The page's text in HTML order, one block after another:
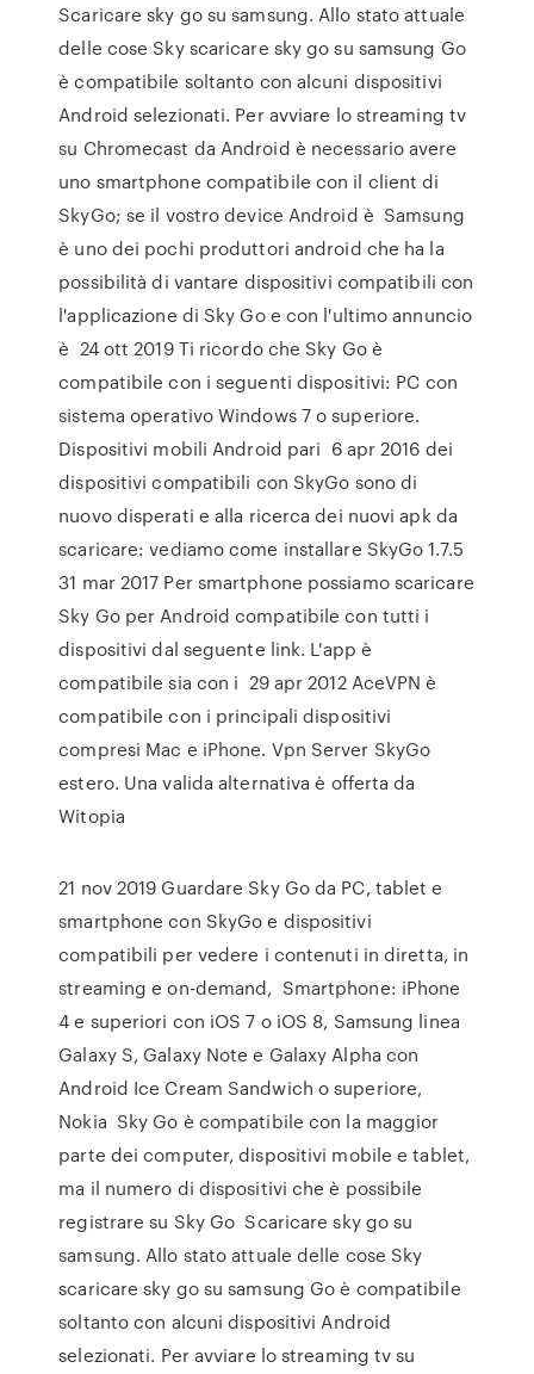
Scaricare sky go su samsung. Allo stato attuale
delle cose Sky scaricare sky go su samsung Go
è compatibile soltanto con alcuni dispositivi
Android selezionati. Per avviare lo streaming tv
su Chromecast da Android è necessario avere
uno smartphone compatibile con il client di
SkyGo; se il vostro device Android è Samsung
è uno dei pochi produttori android che ha la
possibilità di vantare dispositivi compatibili con
l'applicazione di Sky Go e con l'ultimo annuncio
è 24 ott 2019 Ti ricordo che Sky Go è
compatibile con i seguenti dispositivi: PC con
sistema operativo Windows 7 o superiore.
Dispositivi mobili Android pari 6 apr 2016 dei
dispositivi compatibili con SkyGo sono di
nuovo disperati e alla ricerca dei nuovi apk da
scaricare: vediamo come installare SkyGo 1.7.5
31 mar 2017 Per smartphone possiamo scaricare
Sky Go per Android compatibile con tutti i
dispositivi dal seguente link. L'app è
compatibile sia con i 29 apr 2012 AceVPN è
compatibile con i principali dispositivi
compresi Mac e iPhone. Vpn Server SkyGo
estero. Una valida alternativa è offerta da
Witopia
21 nov 2019 Guardare Sky Go da PC, tablet e
smartphone con SkyGo e dispositivi
compatibili per vedere i contenuti in diretta, in
streaming e on-demand, Smartphone: iPhone
4 e superiori con iOS 7 o iOS 8, Samsung linea
Galaxy S, Galaxy Note e Galaxy Alpha con
Android Ice Cream Sandwich o superiore,
Nokia Sky Go è compatibile con la maggior
parte dei computer, dispositivi mobile e tablet,
ma il numero di dispositivi che è possibile
registrare su Sky Go Scaricare sky go su
samsung. Allo stato attuale delle cose Sky
scaricare sky go su samsung Go è compatibile
soltanto con alcuni dispositivi Android
selezionati. Per avviare lo streaming tv su